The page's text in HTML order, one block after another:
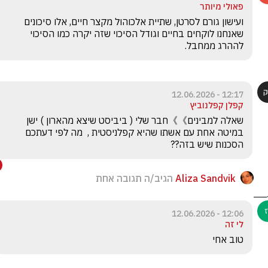
פאולי מיותר
לההרג ממחבל.
12:17 - 12.06.2026
קפלן קפלנוביץ
הסכנות שיש בזה??
Aliza Sandvik הגיב/ה תגובה אחת
12:06 - 12.06.2026
לי זה
טוב אחי